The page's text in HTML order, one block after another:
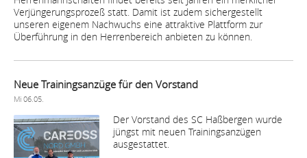
Verjüngerungsprozeß statt. Damit ist zudem sichergestellt
unseren eigenem Nachwuchs eine attraktive Plattform zur
Überführung in den Herrenbereich anbieten zu können.
Neue Trainingsanzüge für den Vorstand
Mi 06.05.
Der Vorstand des SC Haßbergen wurde
jüngst mit neuen Trainingsanzügen
ausgestattet.